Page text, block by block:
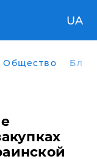
UA
Общество